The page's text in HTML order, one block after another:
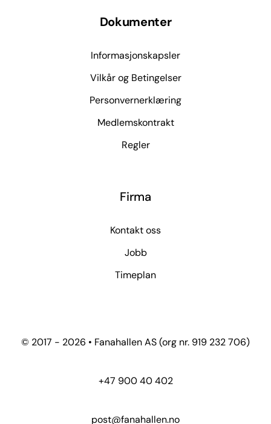
Dokumenter
Informasjonskapsler
Vilkår og Betingelser
Personvernerklæring
Medlemskontrakt
Regler
Firma
Kontakt oss
Jobb
Timeplan
© 2017 - 2026 • Fanahallen AS (org nr. 919 232 706)
+47 900 40 402
post@fanahallen.no